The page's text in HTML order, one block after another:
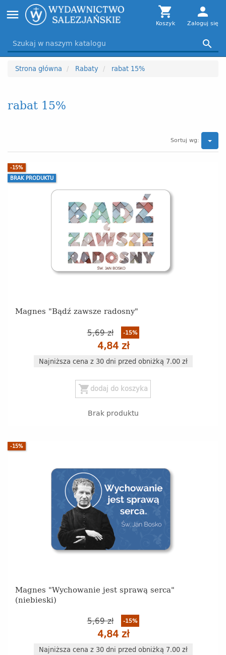
navigation
menu 
Koszyk
person
Zaloguj się

Strona główna Rabaty rabat 15%
rabat 15%
Sortuj wg:
Magnes "Bądź zawsze radosny"
5,69 zł -15%
4,84 zł
Najniższa cena z 30 dni przed obniżką 7.00 zł
-15%
BRAK PRODUKTU
shopping_cart dodaj do koszyka
Brak produktu
Magnes "Wychowanie jest sprawą serca"
(niebieski)
5,69 zł -15%
4,84 zł
Najniższa cena z 30 dni przed obniżką 7.00 zł
-15%